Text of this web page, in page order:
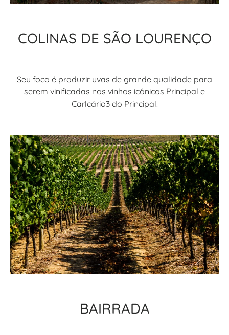
COLINAS DE SÃO LOURENÇO
Seu foco é produzir uvas de grande qualidade para
serem vinificadas nos vinhos icônicos Principal e
Carlcário3 do Principal.
BAIRRADA